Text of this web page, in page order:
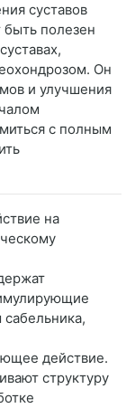
суставов
полезен
Он
и улучшения
с полным
на
действие.
структуру